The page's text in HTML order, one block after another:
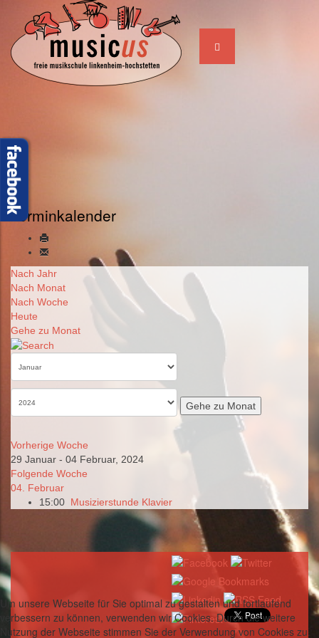
Terminkalender
Nach Jahr
Nach Monat
Nach Woche
Heute
Gehe zu Monat
Gehe zu Monat
Vorherige Woche
29 Januar - 04 Februar, 2024
Folgende Woche
04. Februar
15:00 Musizierstunde Klavier
Um unsere Webseite für Sie optimal zu gestalten und fortlaufend
verbessern zu können, verwenden wir Cookies. Durch die weitere
Nutzung der Webseite stimmen Sie der Verwendung von Cookies zu.